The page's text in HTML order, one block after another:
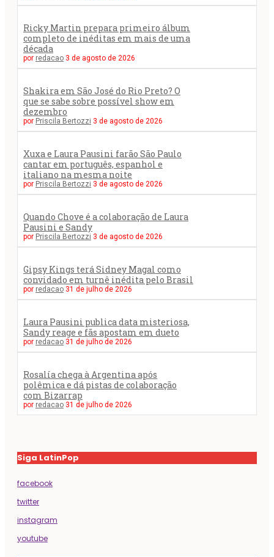
Ricky Martin prepara primeiro álbum
completo de inéditas em mais de uma
década
por redacao 3 de agosto de 2026
Shakira em São José do Rio Preto? O
que se sabe sobre possível show em
dezembro
por Priscila Bertozzi 3 de agosto de 2026
Xuxa e Laura Pausini farão São Paulo
cantar em português, espanhol e
italiano na mesma noite
por Priscila Bertozzi 3 de agosto de 2026
Quando Chove é a colaboração de Laura
Pausini e Sandy
por Priscila Bertozzi 3 de agosto de 2026
Gipsy Kings terá Sidney Magal como
convidado em turnê inédita pelo Brasil
por redacao 31 de julho de 2026
Laura Pausini publica data misteriosa,
Sandy reage e fãs apostam em dueto
por redacao 31 de julho de 2026
Rosalía chega à Argentina após
polêmica e dá pistas de colaboração
com Bizarrap
por redacao 31 de julho de 2026
Siga LatinPop
facebook
twitter
instagram
youtube